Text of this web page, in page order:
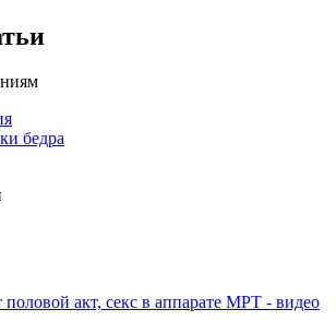
бедра
половой акт, секс в аппарате МРТ - видео